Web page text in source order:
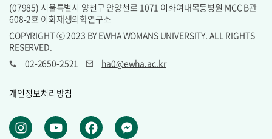
(07985) 서울특별시 양천구 안양천로 1071 이화여대목동병원 MCC B관
608-2호 이화재생의학연구소
COPYRIGHT ⓒ 2023 BY EWHA WOMANS UNIVERSITY. ALL RIGHTS
RESERVED.
02-2650-2521
ha0@ewha.ac.kr
개인정보처리방침